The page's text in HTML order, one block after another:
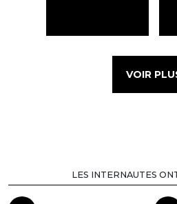
VOIR
LES INTERNAUTES